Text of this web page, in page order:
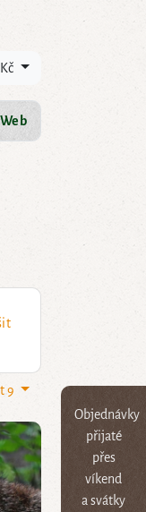
Objednávky
přijaté
přes
víkend
a svátky
Web
9